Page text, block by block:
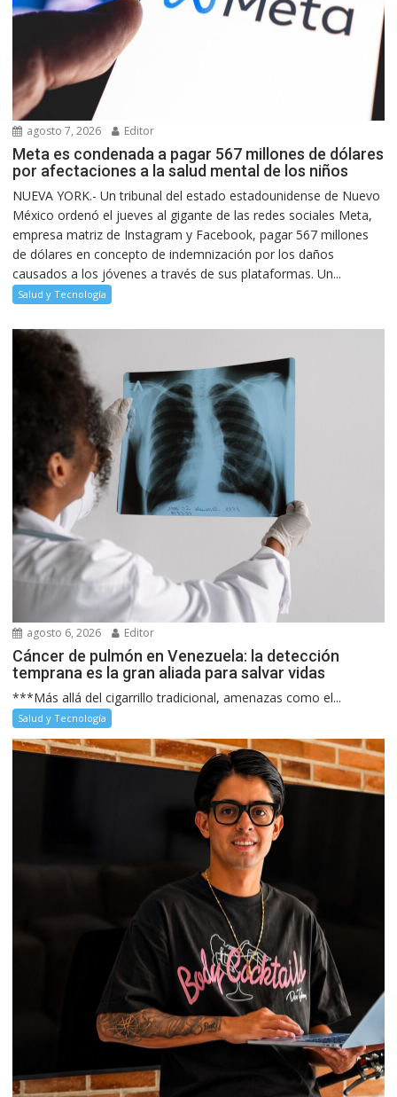
agosto 7, 2026 Editor
Meta es condenada a pagar 567 millones de dólares
por afectaciones a la salud mental de los niños
NUEVA YORK.- Un tribunal del estado estadounidense de Nuevo
México ordenó el jueves al gigante de las redes sociales Meta,
empresa matriz de Instagram y Facebook, pagar 567 millones
de dólares en concepto de indemnización por los daños
causados a los jóvenes a través de sus plataformas. Un...
Salud y Tecnología
agosto 6, 2026 Editor
Cáncer de pulmón en Venezuela: la detección
temprana es la gran aliada para salvar vidas
***Más allá del cigarrillo tradicional, amenazas como el...
Salud y Tecnología